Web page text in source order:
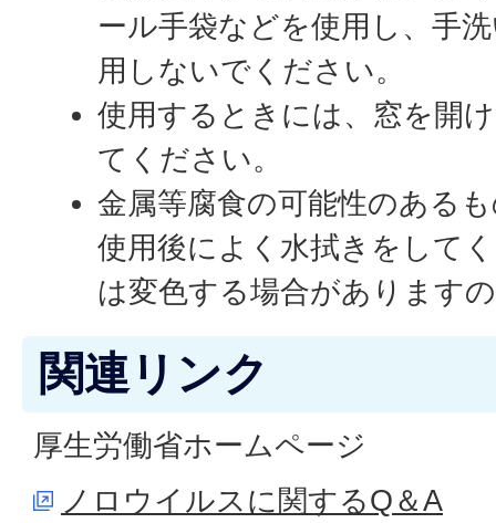
ール手袋などを使用し、手
用しないでください。
使用するときには、窓を開
てください。
金属等腐食の可能性のある
使用後によく水拭きをして
は変色する場合があります
関連リンク
厚生労働省ホームページ
ノロウイルスに関するQ＆A